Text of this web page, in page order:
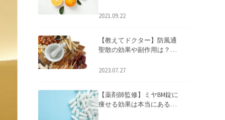
2021.09.22
【教えてドクター】防風通
聖散の効果や副作用は？長
2023.07.27
【薬剤師監修】ミヤBM錠に
痩せる効果は本当にある